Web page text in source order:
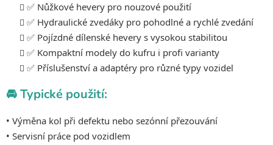
s
u
✅ Nůžkové hevery pro nouzové použití
✅ Hydraulické zvedáky pro pohodlné a rychlé zvedání
✅ Pojízdné dílenské hevery s vysokou stabilitou
✅ Kompaktní modely do kufru i profi varianty
✅ Příslušenství a adaptéry pro různé typy vozidel
🚘 Typické použití:
• Výměna kol při defektu nebo sezónní přezouvání
• Servisní práce pod vozidlem